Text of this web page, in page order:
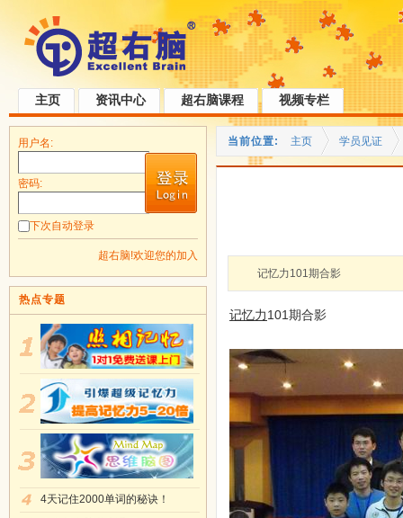
主页 资讯中心 超右脑课程 视频专栏
当前位置: 主页 学员见证
记忆力101期合影
记忆力101期合影
用户名:
密码:
下次自动登录
超右脑!欢迎您的加入
热点专题
4天记住2000单词的秘诀！